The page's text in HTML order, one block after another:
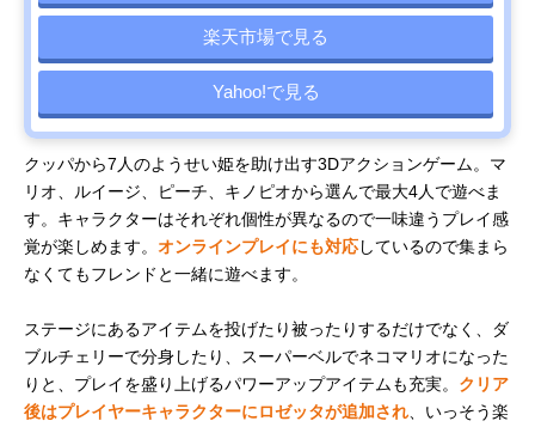
楽天市場で見る
Yahoo!で見る
クッパから7人のようせい姫を助け出す3Dアクションゲーム。マ
リオ、ルイージ、ピーチ、キノピオから選んで最大4人で遊べま
す。キャラクターはそれぞれ個性が異なるので一味違うプレイ感
覚が楽しめます。 オンラインプレイにも対応しているので集まら
なくてもフレンドと一緒に遊べます。
ステージにあるアイテムを投げたり被ったりするだけでなく、ダ
ブルチェリーで分身したり、スーパーベルでネコマリオになった
りと、プレイを盛り上げるパワーアップアイテムも充実。 クリア
後はプレイヤーキャラクターにロゼッタが追加され 、いっそう楽